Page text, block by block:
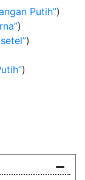
Putih )
)
)
)